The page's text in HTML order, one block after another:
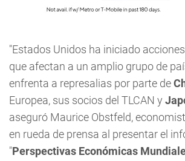
"Estados Unidos ha iniciado
que afectan a un amplio grupo de
enfrenta a represalias por parte de
Europea, sus socios del TLCAN y
aseguró Maurice Obstfeld,
en rueda de prensa al presentar el
"Perspectivas Económicas